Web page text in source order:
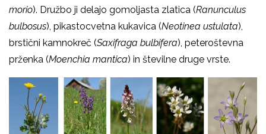
morio). Družbo ji delajo gomoljasta zlatica (Ranunculus
bulbosus), pikastocvetna kukavica (Neotinea ustulata),
brstični kamnokreč (Saxifraga bulbifera), peteroštevna
prženka (Moenchia mantica) in številne druge vrste.